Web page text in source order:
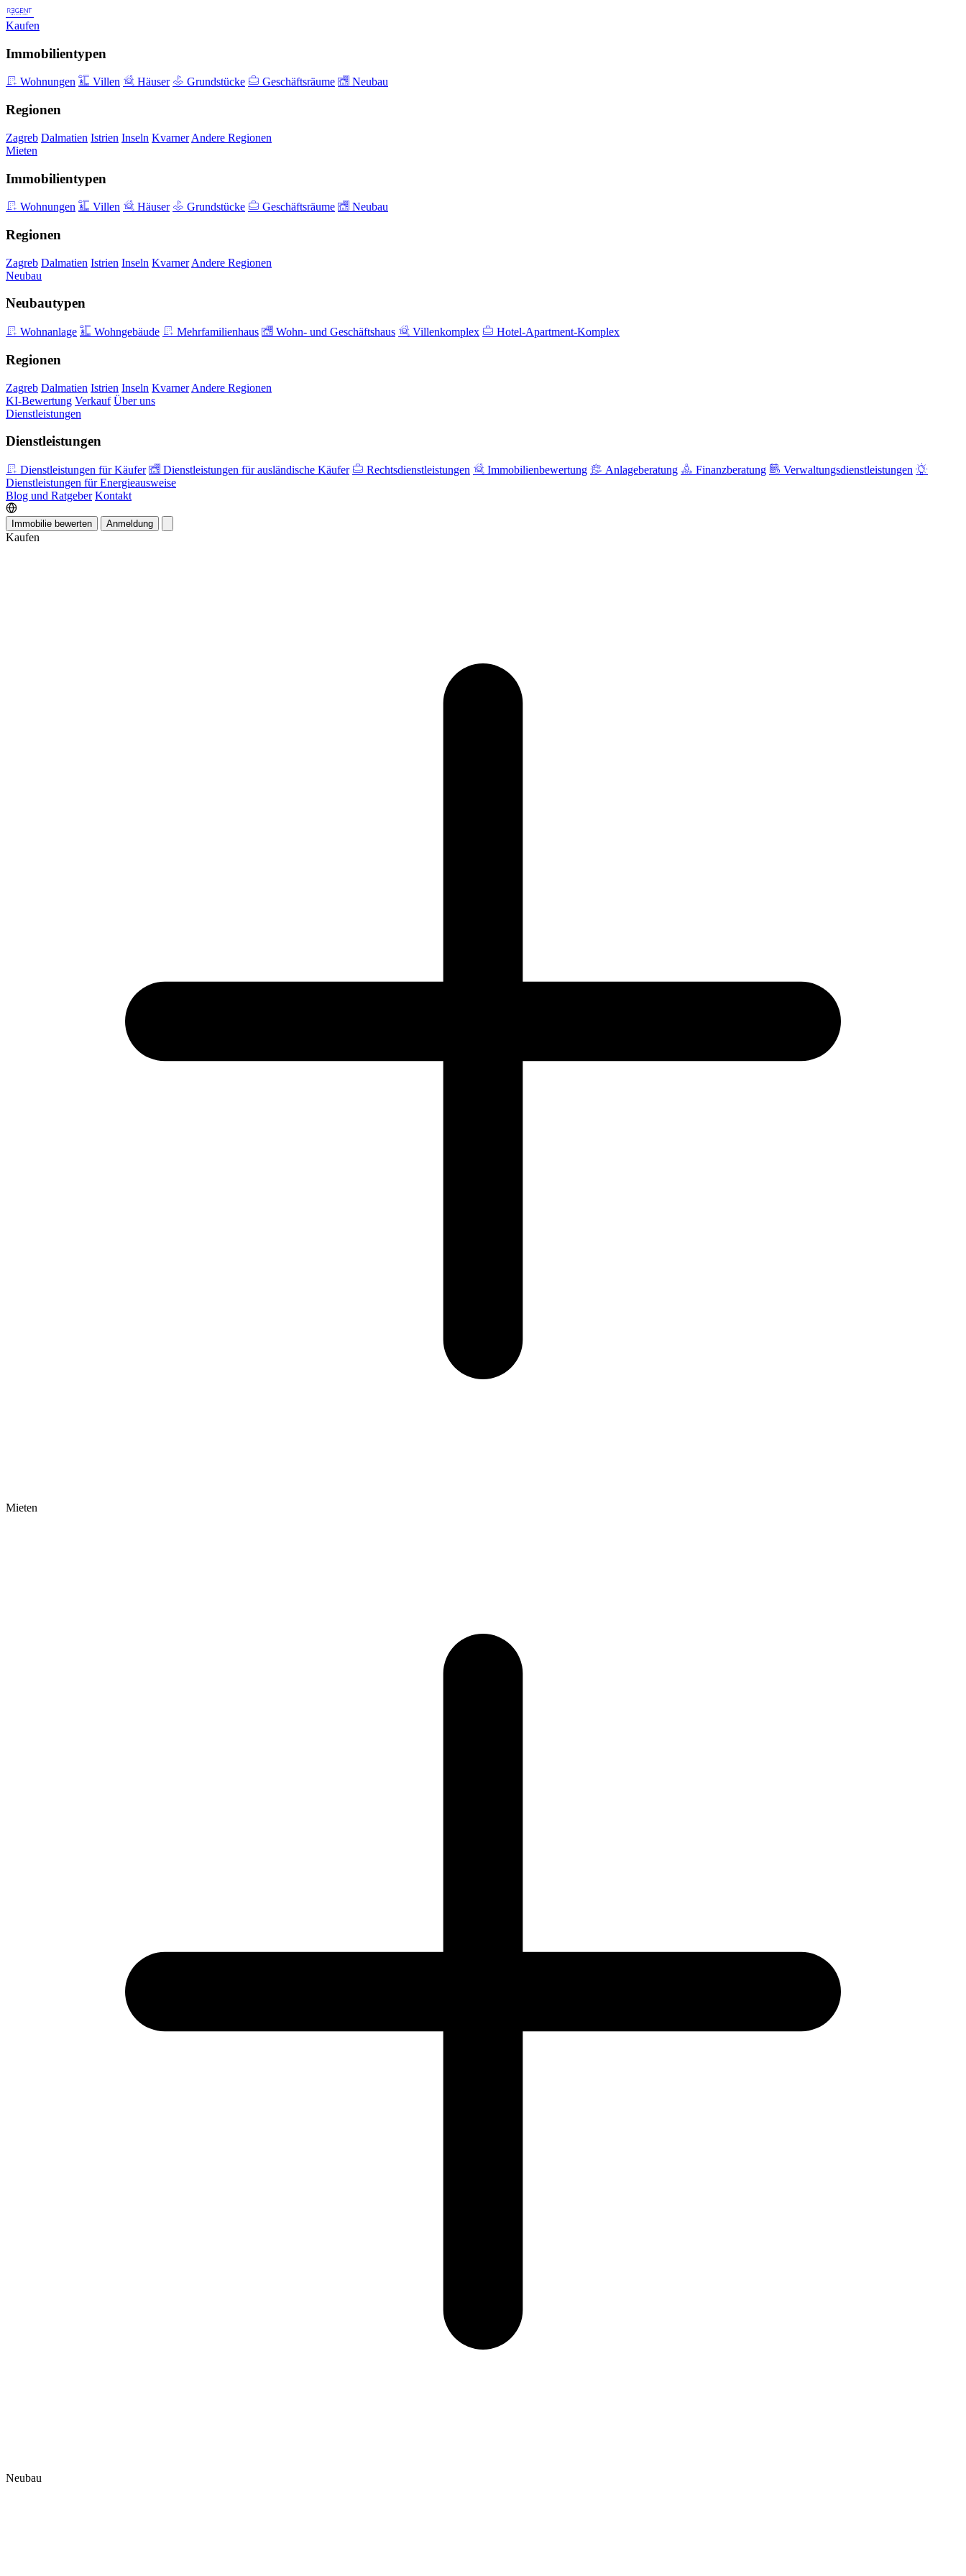
Kaufen
Immobilientypen
Wohnungen Villen Häuser Grundstücke Geschäftsräume Neubau
Regionen
Zagreb Dalmatien Istrien Inseln Kvarner Andere Regionen
Mieten
Immobilientypen
Wohnungen Villen Häuser Grundstücke Geschäftsräume Neubau
Regionen
Zagreb Dalmatien Istrien Inseln Kvarner Andere Regionen
Neubau
Neubautypen
Wohnanlage Wohngebäude Mehrfamilienhaus Wohn- und Geschäftshaus Villenkomplex Hotel-Apartment-Komplex
Regionen
Zagreb Dalmatien Istrien Inseln Kvarner Andere Regionen
KI-Bewertung Verkauf Über uns
Dienstleistungen
Dienstleistungen
Dienstleistungen für Käufer Dienstleistungen für ausländische Käufer Rechtsdienstleistungen Immobilienbewertung Anlageberatung Finanzberatung
Verwaltungsdienstleistungen
Dienstleistungen für Energieausweise
Blog und Ratgeber Kontakt
Immobilie bewerten Anmeldung
Kaufen
Mieten
Neubau